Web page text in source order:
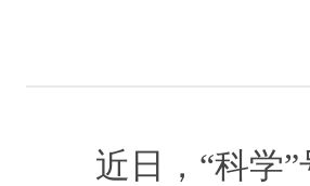
近日，“科学